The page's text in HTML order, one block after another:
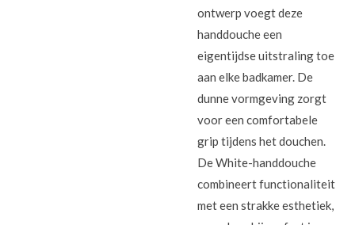
ontwerp voegt deze
handdouche een
eigentijdse uitstraling toe
aan elke badkamer. De
dunne vormgeving zorgt
voor een comfortabele
grip tijdens het douchen.
De White-handdouche
combineert functionaliteit
met een strakke esthetiek,